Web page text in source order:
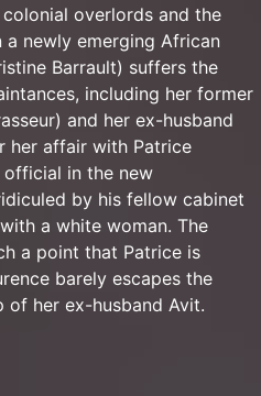
overlords and the
newly emerging African
Barrault) suffers the
including her former
and her ex-husband
her affair with Patrice
official in the new
by his fellow cabinet
a white woman. The
a point that Patrice is
barely escapes the
her ex-husband Avit.